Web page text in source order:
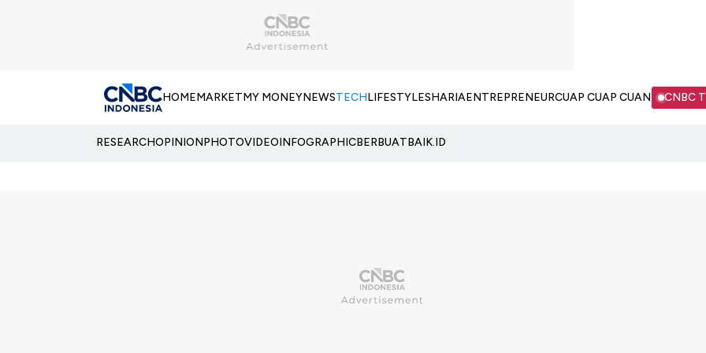
HOMEMARKETMY MONEYNEWSTECHLIFESTYLESHARIAENTREPRENEURCUAP CUAP CUAN CNBC
RESEARCHOPINIONPHOTOVIDEOINFOGRAPHICBERBUATBAIK.ID